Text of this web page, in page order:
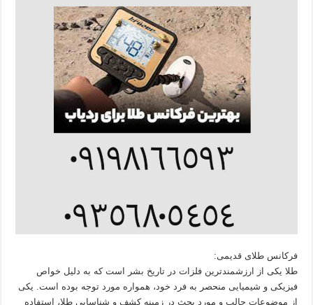
فرکانس طلای قدیمی:
طلا یکی از ارزشمندترین فلزات در تاریخ بشر است که به دلیل خواص
فیزیکی و شیمیایی منحصر به فرد خود، همواره مورد توجه بوده است. یکی
از موضوعات جالب و مورد بحث در زمینه کشف و شناسایی طلا، استفاده